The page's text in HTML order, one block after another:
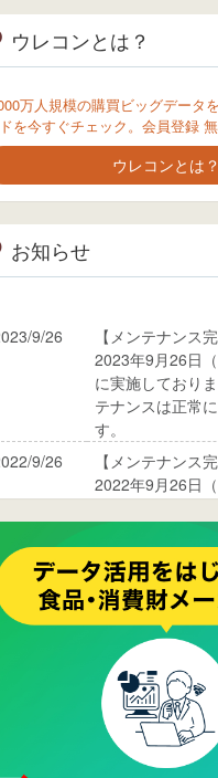
ウレコンとは？
万人規模の購買ビッグデータ
を今すぐチェック。会員登録 無
ウレコンとは？
お知らせ
9/26
【メンテナンス
2023年9月26日
に実施しており
テナンスは正常
す。
9/26
【メンテナンス
2022年9月26日
ります。
05/17
ウレコンでブロ
た。ぜひご覧く
ウレコンのサイ
ョンアップ。詳
ページへ
ウレコンが機能
ューアルしまし
Facebook